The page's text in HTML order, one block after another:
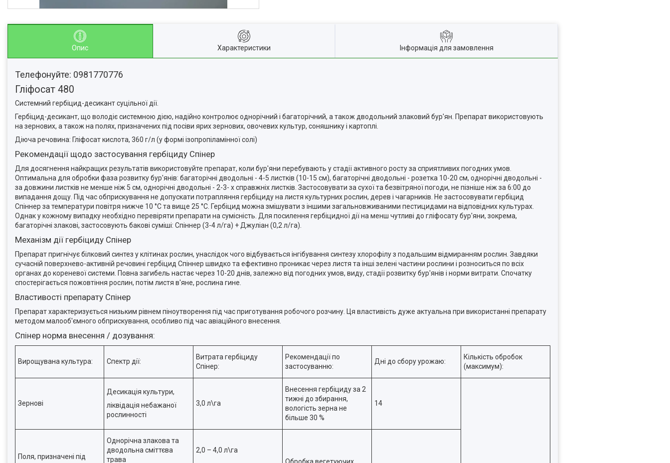
Опис Характеристики Інформація для замовлення
Телефонуйте: 0981770776
Гліфосат 480
Системний гербіцид-десикант суцільної дії.
Гербіцид-десикант, що володіє системною дією, надійно контролює однорічний і багаторічний, а також дводольний злаковий бур'ян. Препарат використовують
на зернових, а також на полях, призначених під посіви ярих зернових, овочевих культур, соняшнику і картоплі.
Діюча речовина: Гліфосат кислота, 360 г/л (у формі ізопропіламінної солі)
Рекомендації щодо застосування гербіциду Спінер
Для досягнення найкращих результатів використовуйте препарат, коли бур'яни перебувають у стадії активного росту за сприятливих погодних умов.
Оптимальна для обробки фаза розвитку бур'янів: багаторічні дводольні - 4-5 листків (10-15 см), багаторічні дводольні - розетка 10-20 см, однорічні дводольні -
за довжини листків не менше ніж 5 см, однорічні дводольні - 2-3- х справжніх листків. Застосовувати за сухої та безвітряної погоди, не пізніше ніж за 6:00 до
випадання дощу. Під час обприскування не допускати потрапляння гербіциду на листя культурних рослин, дерев і чагарників. Не застосовувати гербіцид
Спіннер за температури повітря нижче 10 °С та вище 25 °С. Гербіцид можна змішувати з іншими загальновживаними пестицидами на відповідних культурах.
Однак у кожному випадку необхідно перевіряти препарати на сумісність. Для посилення гербіцидної дії на менш чутливі до гліфосату бур'яни, зокрема,
багаторічні злакові, застосовують бакові суміші: Спіннер (3-4 л/га) + Джуліан (0,2 л/га).
Механізм дії гербіциду Спінер
Препарат пригнічує білковий синтез у клітинах рослин, унаслідок чого відбувається інгібування синтезу хлорофілу з подальшим відмиранням рослин. Завдяки
сучасній поверхнево-активній речовині гербіцид Спіннер швидко та ефективно проникає через листя та інші зелені частини рослини і розноситься по всіх
органах до кореневої системи. Повна загибель настає через 10-20 днів, залежно від погодних умов, виду, стадії розвитку бур'янів і норми витрати. Спочатку
спостерігається пожовтіння рослин, потім листя в'яне, рослина гине.
Властивості препарату Спінер
Препарат характеризується низьким рівнем піноутворення під час приготування робочого розчину. Ця властивість дуже актуальна при використанні препарату
методом малооб'ємного обприскування, особливо під час авіаційного внесення.
Спінер норма внесення / дозування:
Вирощувана культура: Спектр дії:
Витрата гербіциду
Спінер:
Рекомендації по
застосуванню:
Дні до сбору урожаю:
Кількість обробок
(максимум):
Зернові
Десикація культури,
ліквідація небажаної
рослинності
3,0 л\га
Внесення гербіциду за 2
тижні до збирання,
вологість зерна не
більше 30 %
14
Поля, призначені під
Однорічна злакова та
дводольна сміттєва
трава
2,0 – 4,0 л\га